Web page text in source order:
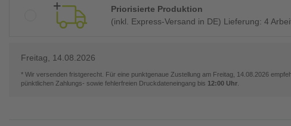
Priorisierte Produktion
(inkl. Express-Versand in DE) Lieferung: 4
Freitag, 14.08.2026
* Wir versenden fristgerecht. Für eine punktgenaue Zustellung am Freitag, 14.08.2026
pünktlichen Zahlungs- sowie fehlerfreien Druckdateneingang bis 12:00 Uhr